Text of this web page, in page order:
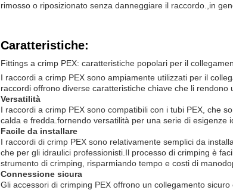
rimosso o riposizionato senza danneggiare il raccordo.,in
Caratteristiche:
Fittings a crimp PEX: caratteristiche popolari per il
I raccordi a crimp PEX sono ampiamente utilizzati per il
raccordi offrono diverse caratteristiche chiave che li rendono
Versatilità
I raccordi a crimp PEX sono compatibili con i tubi PEX, che
calda e fredda.fornendo versatilità per una serie di esigenze
Facile da installare
I raccordi di crimp PEX sono relativamente semplici da
che per gli idraulici professionisti.Il processo di crimping è
strumento di crimping, risparmiando tempo e costi di
Connessione sicura
Gli accessori di crimping PEX offrono un collegamento